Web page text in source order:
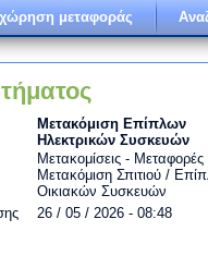
μεταφοράς
Μετακόμιση Επίπλων
Ηλεκτρικών Συσκευών
Μετακομίσεις - Μεταφορές
Μετακόμιση Σπιτιού /
Οικιακών Συσκευών
26 / 05 / 2026 - 08:48